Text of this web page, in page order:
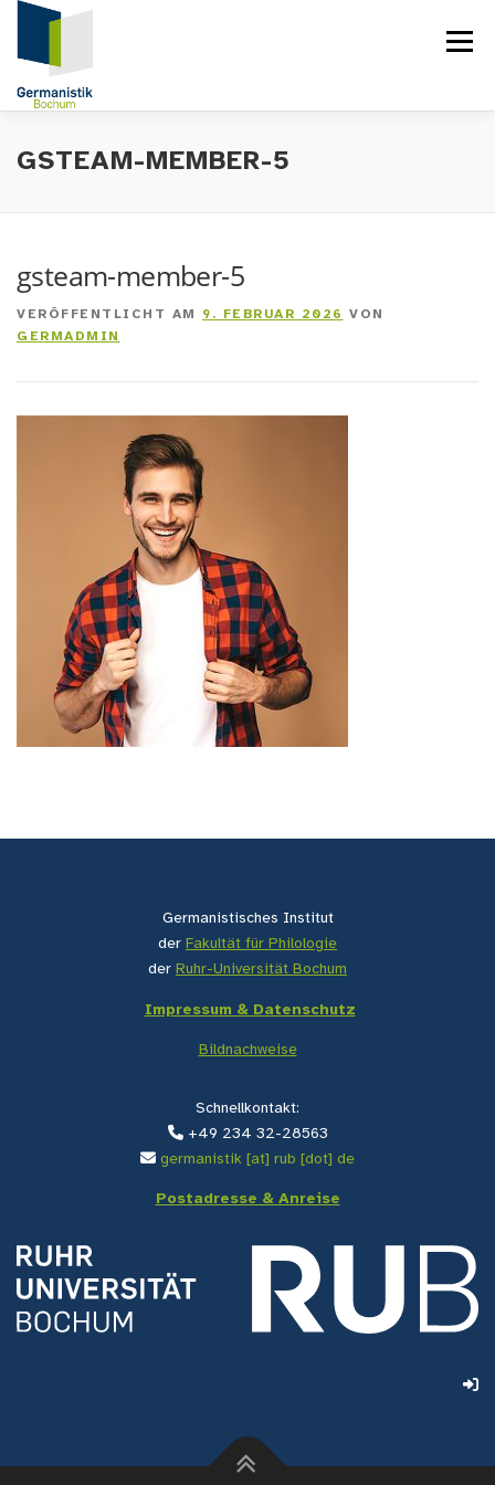
Menü
STARTSEITE
GSTEAM-MEMBER-5
gsteam-member-5
VERÖFFENTLICHT AM 9. FEBRUAR 2026
VON
GERMADMIN
Germanistisches Institut
der Fakultät für Philologie
der Ruhr-Universität Bochum
Impressum & Datenschutz
Bildnachweise
Schnellkontakt:
+49 234 32-28563
germanistik [at] rub [dot] de
Postadresse & Anreise